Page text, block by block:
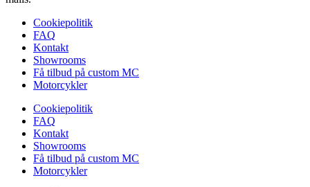
Cookiepolitik
FAQ
Kontakt
Showrooms
Få tilbud på custom MC
Motorcykler
Cookiepolitik
FAQ
Kontakt
Showrooms
Få tilbud på custom MC
Motorcykler